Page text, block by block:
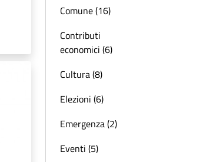
Comune (16)
Contributi
economici (6)
Cultura (8)
Elezioni (6)
Emergenza (2)
Eventi (5)